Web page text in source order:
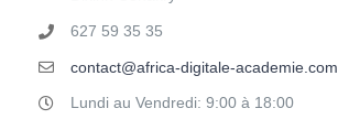
627 59 35 35
contact@africa-digitale-academie.com
Lundi au Vendredi: 9:00 à 18:00